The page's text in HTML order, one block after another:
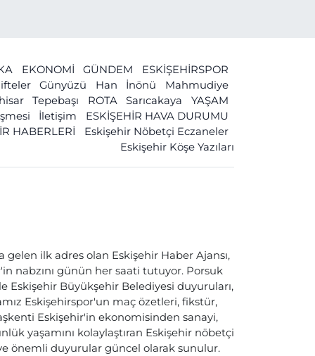
EKONOMİ GÜNDEM
ESKİŞEHİRSPOR
Günyüzü Han İnönü
Mahmudiye
Tepebaşı ROTA Sarıcakaya
YAŞAM
İletişim
ESKİŞEHİR HAVA DURUMU
HABERLERİ
Eskişehir Nöbetçi Eczaneler
Eskişehir Köşe Yazıları
ilk adres olan Eskişehir Haber Ajansı,
nabzını günün her saati tutuyor. Porsuk
Eskişehir Büyükşehir Belediyesi duyuruları,
Eskişehirspor'un maç özetleri, fikstür,
Eskişehir'in ekonomisinden sanayi,
yaşamını kolaylaştıran Eskişehir nöbetçi
önemli duyurular güncel olarak sunulur.